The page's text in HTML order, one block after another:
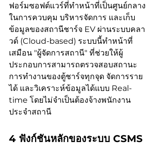
ฟอร์มซอฟต์แวร์ที่ทำหน้าที่เป็นศูนย์กลาง
ในการควบคุม บริหารจัดการ และเก็บ
ข้อมูลของสถานีชาร์จ EV ผ่านระบบคลา
วด์ (Cloud-based) ระบบนี้ทำหน้าที่
เสมือน "ผู้จัดการสถานี" ที่ช่วยให้ผู้
ประกอบการสามารถตรวจสอบสถานะ
การทำงานของตู้ชาร์จทุกจุด จัดการราย
ได้ และวิเคราะห์ข้อมูลได้แบบ Real-
time โดยไม่จำเป็นต้องจ้างพนักงาน
ประจำสถานี
4 ฟังก์ชันหลักของระบบ CSMS